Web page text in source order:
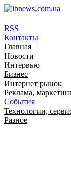
RSS
Контакты
Главная
Новости
Интервью
Бизнес
Интернет рынок
Реклама,
События
Технологии,
Разное